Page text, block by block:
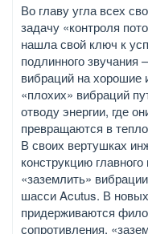
Во главу угла всех
задачу «контроля
нашла свой ключ к
подлинного звучания
вибраций на хорошие
«плохих» вибраций
отводу энергии, где
превращаются в
В своих вертушках
конструкцию
«заземлить»
шасси Acutus. В
придерживаются
сопротивления,